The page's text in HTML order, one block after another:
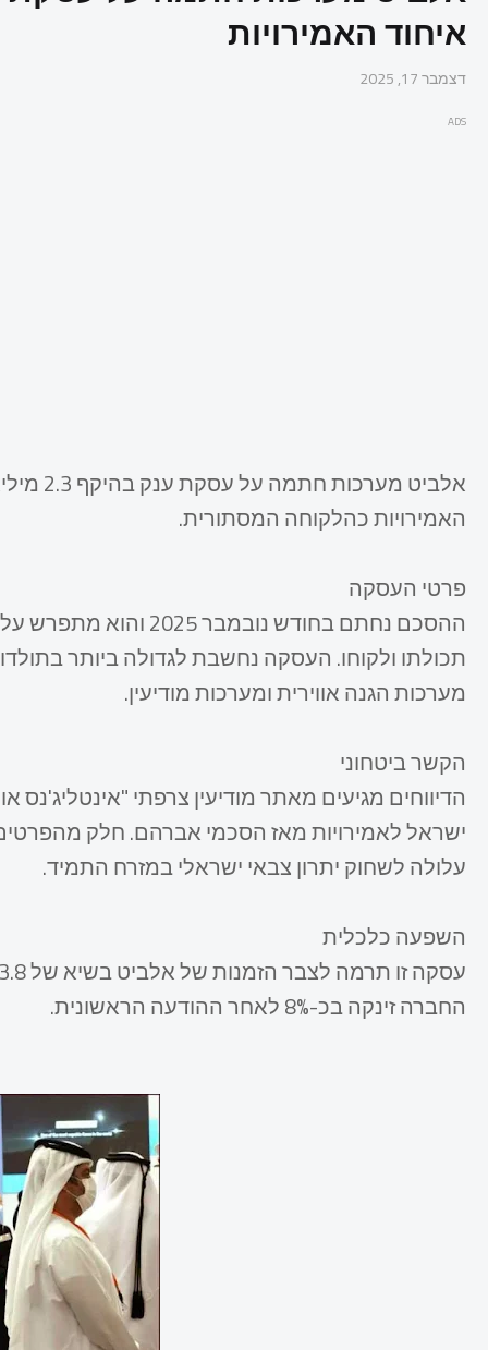
איחוד האמירויות
דצמבר 17, 2025
ADS
האמירויות כהלקוחה המסתורית.​
פרטי העסקה
ההסכם נחתם בחודש
תכולתו ולקוחו. העסקה נחשבת לגדולה ביותר
מערכות הגנה אווירית ומערכות מודיעין.​
הקשר ביטחוני
הדיווחים מגיעים מאתר מודיעין צרפתי "אינטליג'נס
ישראל לאמירויות מאז הסכמי אברהם. חלק
עלולה לשחוק יתרון צבאי ישראלי במזרח התמיד.​
השפעה כלכלית
החברה זינקה בכ-8% לאחר ההודעה הראשונית.​